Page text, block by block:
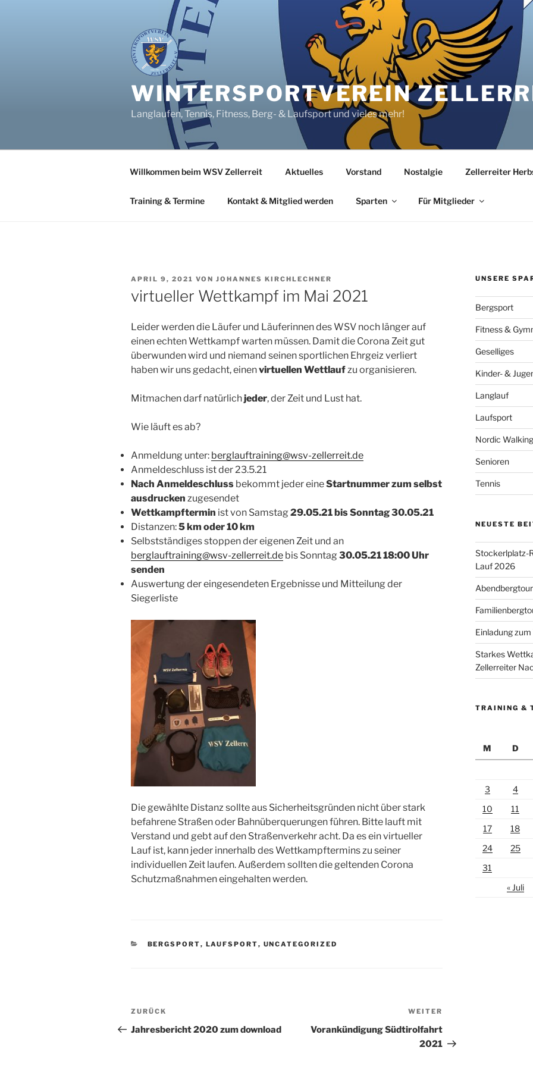
WINTERSPORTVEREIN
Langlaufen, Tennis, Fitness, Berg- & Laufsport und vieles mehr!
Willkommen beim WSV Zellerreit Aktuelles Vorstand Nostalgie Zellerreiter
Training & Termine Kontakt & Mitglied werden Sparten Für Mitglieder
VERÖFFENTLICHT
AM
APRIL 9, 2021 VON JOHANNES KIRCHLECHNER
virtueller Wettkampf im Mai 2021
Leider werden die Läufer und Läuferinnen des WSV noch länger auf
einen echten Wettkampf warten müssen. Damit die Corona Zeit gut
überwunden wird und niemand seinen sportlichen Ehrgeiz verliert
haben wir uns gedacht, einenvirtuellen Wettlaufzu organisieren.
Mitmachen darf natürlichjeder, der Zeit und Lust hat.
Wie läuft es ab?
Anmeldung unter: berglauftraining@wsv-zellerreit.de
Anmeldeschluss ist der 23.5.21
Nach Anmeldeschluss bekommt jeder eineStartnummer zum selbst
ausdrucken zugesendet
Wettkampftermin ist von Samstag 29.05.21 bis Sonntag 30.05.21
Distanzen:5 km oder 10 km
Selbstständiges stoppen der eigenen Zeit und an
berglauftraining@wsv-zellerreit.de bis Sonntag 30.05.21 18:00 Uhr
senden
Auswertung der eingesendeten Ergebnisse und Mitteilung der
Siegerliste
Die gewählte Distanz sollte aus Sicherheitsgründen nicht über stark
befahrene Straßen oder Bahnüberquerungen führen. Bitte lauft mit
Verstand und gebt auf den Straßenverkehr acht. Da es ein virtueller
Lauf ist, kann jeder innerhalb des Wettkampftermins zu seiner
individuellen Zeit laufen. Außerdem sollten die geltenden Corona
Schutzmaßnahmen eingehalten werden.
KATEGORIEN
BERGSPORT, LAUFSPORT, UNCATEGORIZED
Beitragsnavigation
Vorheriger
Beitrag
ZURÜCK
Jahresbericht 2020 zum download
Beitrag
WEITER
Vorankündigung Südtirolfahrt
2021
UNSERE
Bergsport
Fitness &
Geselliges
Kinder- &
Langlauf
Laufsport
Nordic Walking
Senioren
Tennis
NEUESTE
Stockerlplatz-
Lauf 2026
Einladung
Starkes
Zellerreiter
TRAINING &
M
D
3
4
10
11
17
18
24
25
31
« Juli